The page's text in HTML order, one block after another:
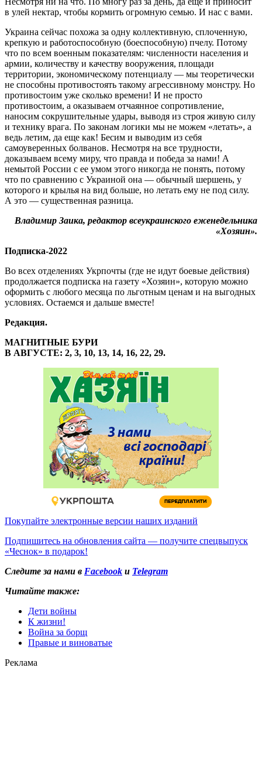
в улей нектар, чтобы кормить огромную семью. И нас с вами.
Украина сейчас похожа за одну коллективную, сплоченную,
крепкую и работоспособную (боеспособную) пчелу. Потому
что по всем военным показателям: численности населения и
армии, количеству и качеству вооружения, площади
территории, экономическому потенциалу — мы теоретически
не способны противостоять такому агрессивному монстру. Но
противостоим уже сколько времени! И не просто
противостоим, а оказываем отчаянное сопротивление,
наносим сокрушительные удары, выводя из строя живую силу
и технику врага. По законам логики мы не можем «летать», а
ведь летим, да еще как! Бесим и выводим из себя
самоуверенных болванов. Несмотря на все трудности,
доказываем всему миру, что правда и победа за нами! А
немытой России с ее умом этого никогда не понять, потому
что по сравнению с Украиной она — обычный шершень, у
которого и крылья на вид больше, но летать ему не под силу.
А это — существенная разница.
Владимир Заика, редактор всеукраинского еженедельника
«Хозяин».
Подписка-2022
Во всех отделениях Укрпочты (где не идут боевые действия)
продолжается подписка на газету «Хозяин», которую можно
оформить с любого месяца по льготным ценам и на выгодных
условиях. Остаемся и дальше вместе!
Редакция.
МАГНИТНЫЕ БУРИ
В АВГУСТЕ: 2, 3, 10, 13, 14, 16, 22, 29.
Покупайте электронные версии наших изданий
Подпишитесь на обновления сайта — получите спецвыпуск
«Чеснок» в подарок!
Следите за нами в Facebook и Telegram
Читайте также:
Дети войны
К жизни!
Война за борщ
Правые и виноватые
Реклама